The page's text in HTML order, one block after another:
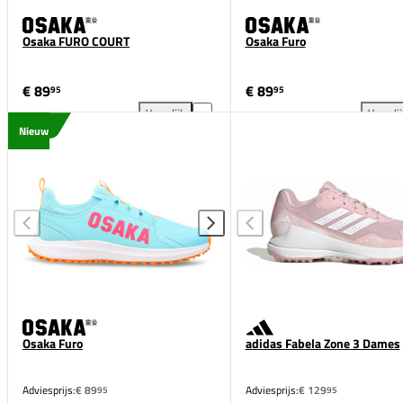
Osaka FURO COURT
€ 8995
Vergelijk
Osaka Furo
€ 8995
Nieuw
Osaka Furo
Adviesprijs:€ 8995
adidas Fabela Zone 3 Dames
Adviesprijs:€ 12995